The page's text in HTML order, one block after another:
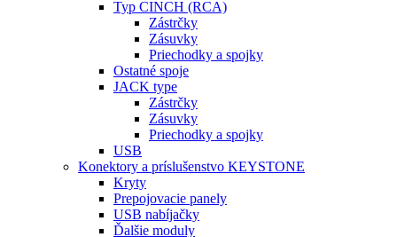
Typ CINCH (RCA)
Zástrčky
Zásuvky
Priechodky a spojky
Ostatné spoje
JACK type
Zástrčky
Zásuvky
Priechodky a spojky
USB
Konektory a príslušenstvo KEYSTONE
Kryty
Prepojovacie panely
USB nabíjačky
Ďalšie moduly